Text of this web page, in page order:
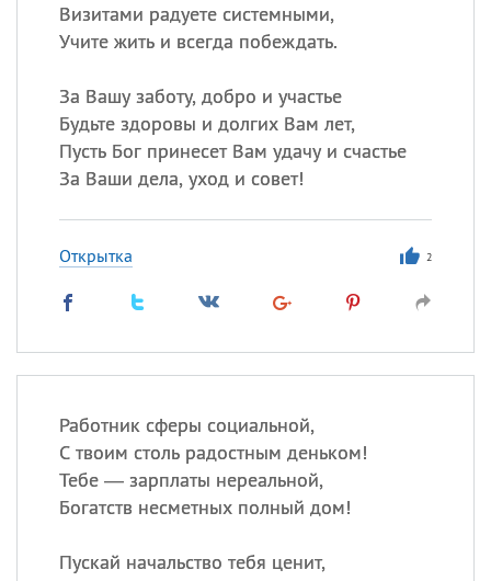
Визитами радуете системными,
Учите жить и всегда побеждать.
За Вашу заботу, добро и участье
Будьте здоровы и долгих Вам лет,
Пусть Бог принесет Вам удачу и счастье
За Ваши дела, уход и совет!
Открытка 2
Работник сферы социальной,
С твоим столь радостным деньком!
Тебе — зарплаты нереальной,
Богатств несметных полный дом!
Пускай начальство тебя ценит,